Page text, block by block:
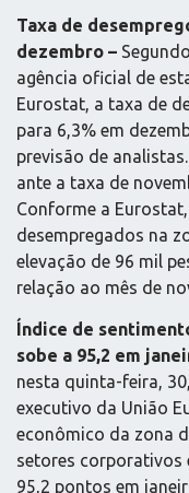
Taxa de
dezembro –
agência oficial de
Eurostat, a taxa de
para 6,3% em
previsão de
ante a taxa de
Conforme a
desempregados na
elevação de 96 mil
relação ao mês de
Índice de
sobe a 95,2 em
nesta quinta-feira,
executivo da União
econômico da zona
setores corporativos
95,2 pontos em